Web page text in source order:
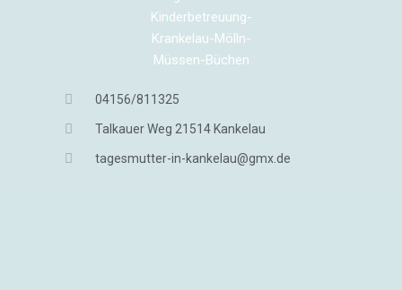
04156/811325
Talkauer Weg 21514 Kankelau
tagesmutter-in-kankelau@gmx.de